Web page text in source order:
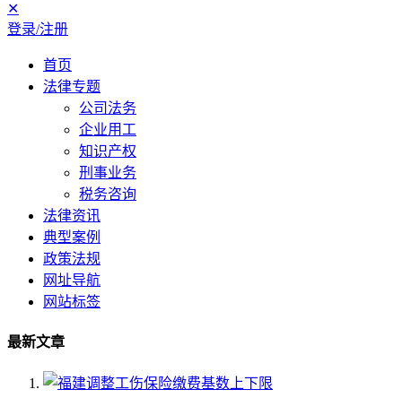
✕
登录/注册
首页
法律专题
公司法务
企业用工
知识产权
刑事业务
税务咨询
法律资讯
典型案例
政策法规
网址导航
网站标签
最新文章